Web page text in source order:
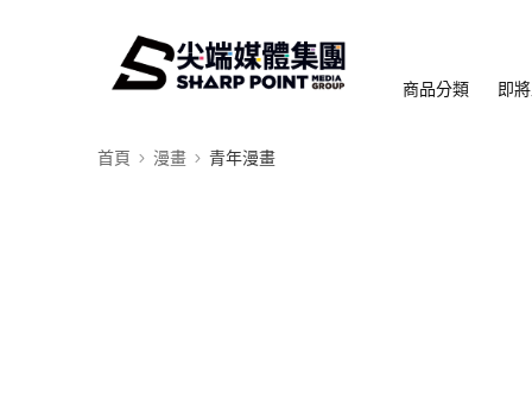
商品分類 即
首頁 漫畫 青年漫畫